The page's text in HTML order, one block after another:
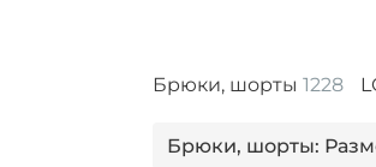
Брюки, шорты 1228
Брюки, шорты: